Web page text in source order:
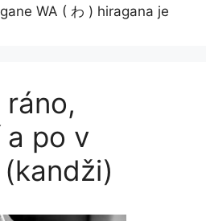
WA ( わ ) hiragana je
po v